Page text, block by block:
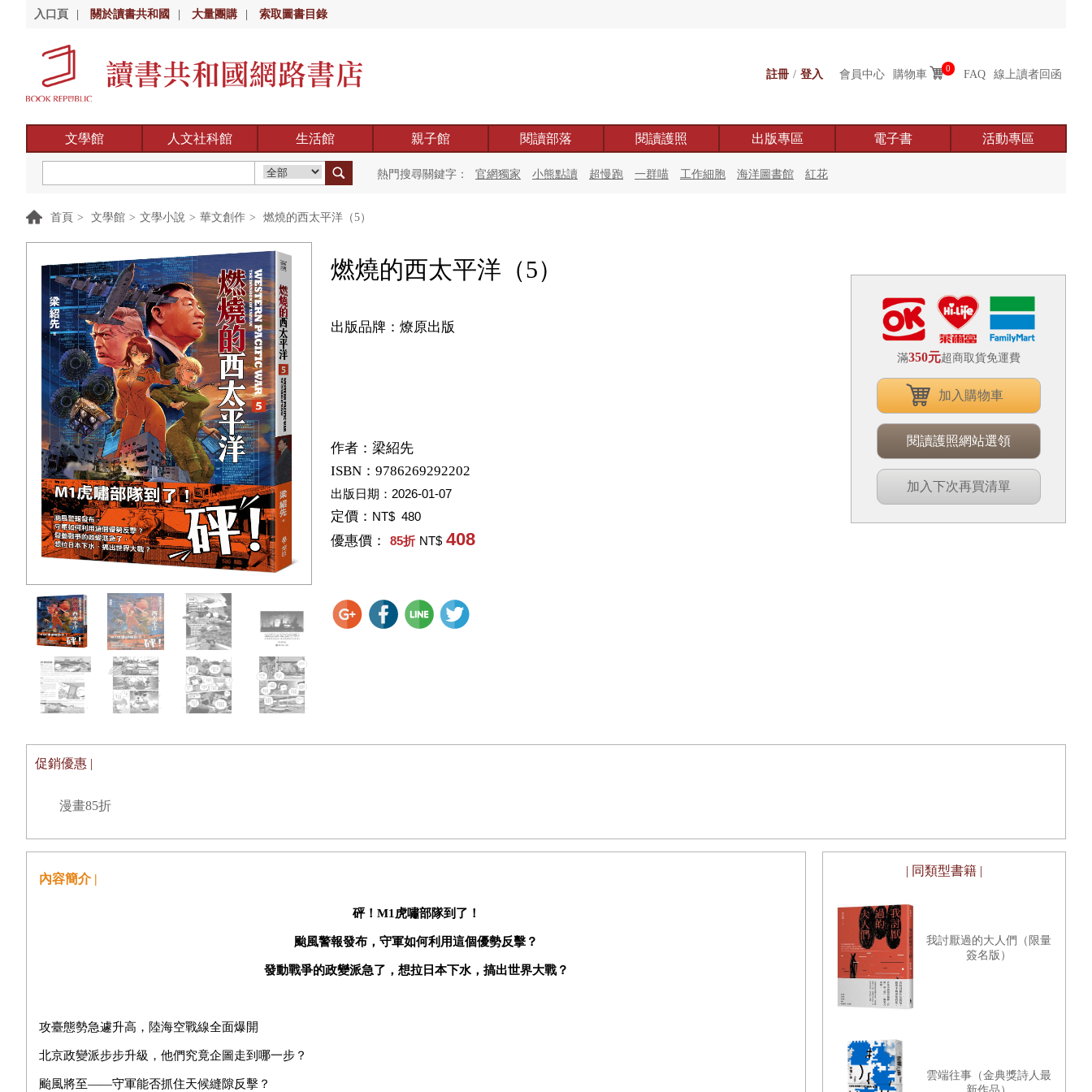
入口頁 關於讀書共和國 大量團購 索取圖書目錄
註冊 / 登入 會員中心 購物車 0 FAQ 線上讀者回函
文學館 人文社科館 生活館 親子館 閱讀部落 閱讀護照 出版專區 電子書 活動專區
熱門搜尋關鍵字： 官網獨家 小熊點讀 超慢跑 一群喵 工作細胞 海洋圖書館 紅花
首頁 > 文學館 > 文學小說 > 華文創作 > 燃燒的西太平洋（5）
燃燒的西太平洋（5）
出版品牌：燎原出版
作者： 梁紹先
ISBN：9786269292202
出版日期： 2026-01-07
定價： NT$ 480
優惠價： 85折 NT$ 408
滿350元超商取貨免運費
加入購物車
閱讀護照網站選領
加入下次再買清單
促銷優惠 |
漫畫85折
內容簡介 |
砰！ M1 虎嘯部隊到了！
颱風警報發布，守軍如何利用這個優勢反擊？
發動戰爭的政變派急了，想拉日本下水，搞出世界大戰？
攻臺態勢急遽升高，陸海空戰線全面爆開
北京政變派步步升級，他們究竟企圖走到哪一步？
颱風將至——守軍能否抓住天候縫隙反擊？
| 同類型書籍 |
我討厭過的大人們（限量
簽名版）
雲端往事（金典獎詩人最